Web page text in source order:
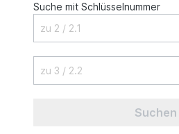
Suche mit Schlüsselnummer
Suchen